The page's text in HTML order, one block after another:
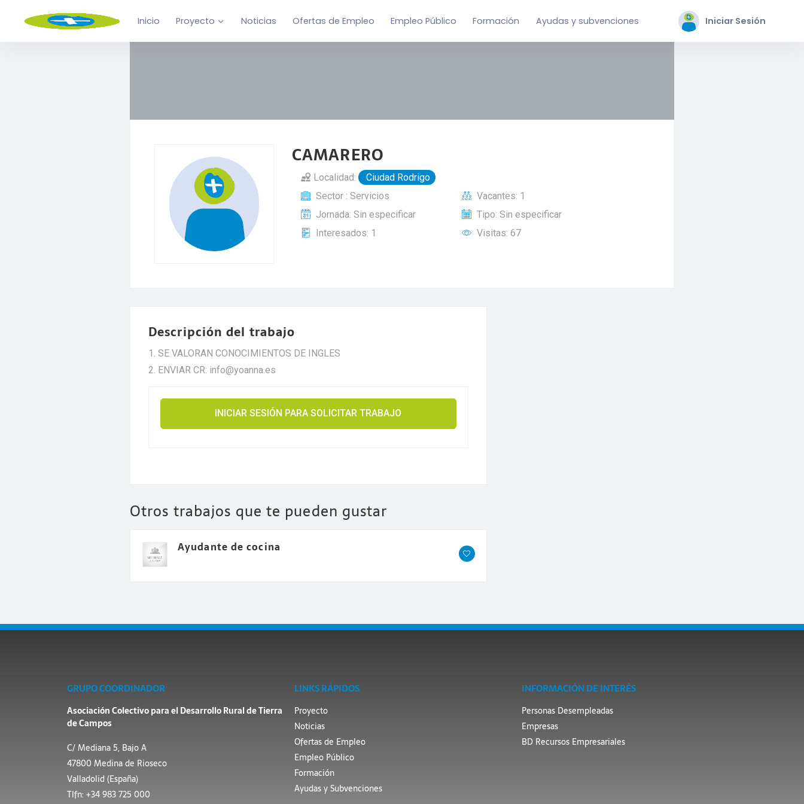
Inicio Proyecto Noticias Ofertas de Empleo Empleo Público Formación Ayudas y subvenciones Iniciar Sesión
CAMARERO
Localidad:
Ciudad Rodrigo
Sector : Servicios
Vacantes: 1
Jornada: Sin especificar
Tipo: Sin especificar
Interesados: 1
Visitas: 67
Descripción del trabajo
SE VALORAN CONOCIMIENTOS DE INGLES
ENVIAR CR: info@yoanna.es
INICIAR SESIÓN PARA SOLICITAR TRABAJO
Otros trabajos que te pueden gustar
Ayudante de cocina
GRUPO COORDINADOR
Asociación Colectivo para el Desarrollo Rural de Tierra
de Campos
C/ Mediana 5, Bajo A
47800 Medina de Rioseco
Valladolid (España)
Tlfn: +34 983 725 000
LINKS RÁPIDOS
Proyecto
Noticias
Ofertas de Empleo
Empleo Público
Formación
Ayudas y Subvenciones
INFORMACIÓN DE INTERÉS
Personas Desempleadas
Empresas
BD Recursos Empresariales